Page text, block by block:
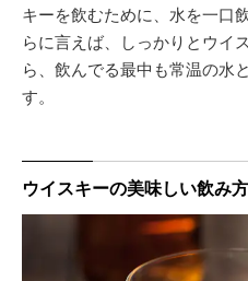
キーを飲むために、水を一口
らに言えば、しっかりとウイ
ら、飲んでる最中も常温の水
す。
ウイスキーの美味しい飲み